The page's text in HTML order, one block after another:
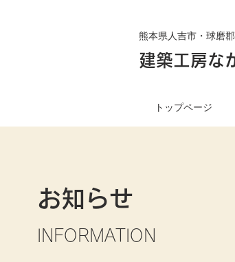
熊本県人吉市・球磨
建築工房な
トップページ
お知らせ
INFORMATION